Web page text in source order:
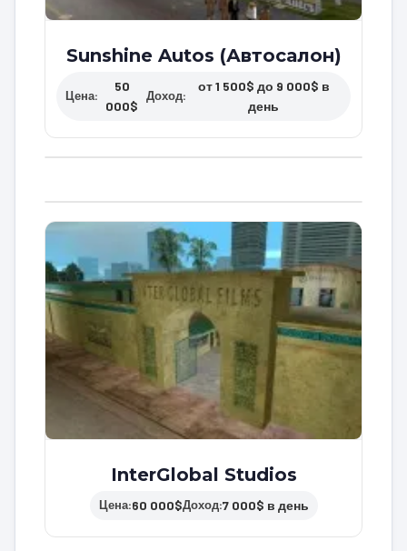
Sunshine Autos (Автосалон)
Цена:
50
000$
Доход:
от 1 500$ до 9 000$ в
день
InterGlobal Studios
Цена:60 000$Доход:7 000$ в день